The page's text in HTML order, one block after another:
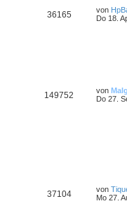
36165 von
Do 18.
149752 von
Do 27.
37104 von
Mo 27.